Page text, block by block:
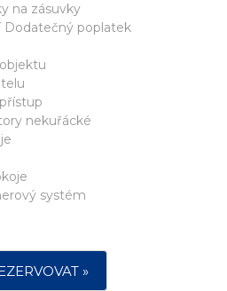
na zásuvky
Dodatečný poplatek
nekuřácké
systém
»